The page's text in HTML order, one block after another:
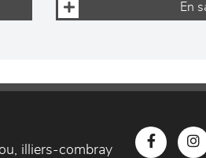
En
illiers-combray